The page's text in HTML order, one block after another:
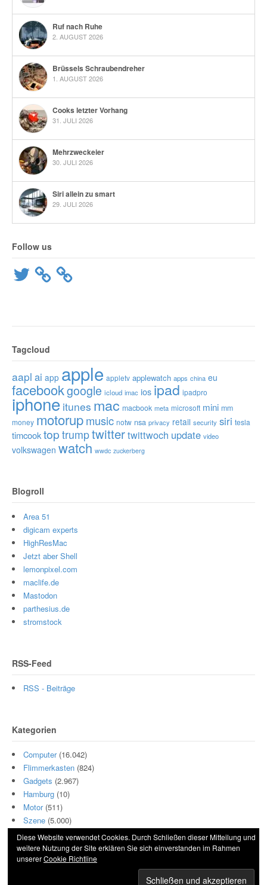
Ruf nach Ruhe
2. AUGUST 2026
Brüssels Schraubendreher
1. AUGUST 2026
Cooks letzter Vorhang
31. JULI 2026
Mehrzweckeier
30. JULI 2026
Siri allein zu smart
29. JULI 2026
Follow us
Twitter
Tagcloud
aapl ai app apple appletv applewatch apps china eu
facebookgoogle icloud imac ios ipad ipadpro
iphone itunes mac macbook meta microsoft mini mm
money motorupmusic notw nsa privacy retail security siri tesla
timcooktop trumptwittertwittwoch update video
volkswagen watch wwdc zuckerberg
Blogroll
Area 51
digicam experts
HighResMac
Jetzt aber Shell
lemonpixel.com
maclife.de
Mastodon
parthesius.de
stromstock
RSS-Feed
RSS - Beiträge
Kategorien
Computer(16.042)
Flimmerkasten (824)
Gadgets (2.967)
Hamburg (10)
Motor(511)
Szene (5.000)
© 2026 Hightech und Blech. All Rights Reserved.
Diese Website verwendet Cookies. Durch Schließen dieser Mitteilung und
weitere Nutzung der Site erklären Sie sich einverstanden im Rahmen
unsererCookie Richtline